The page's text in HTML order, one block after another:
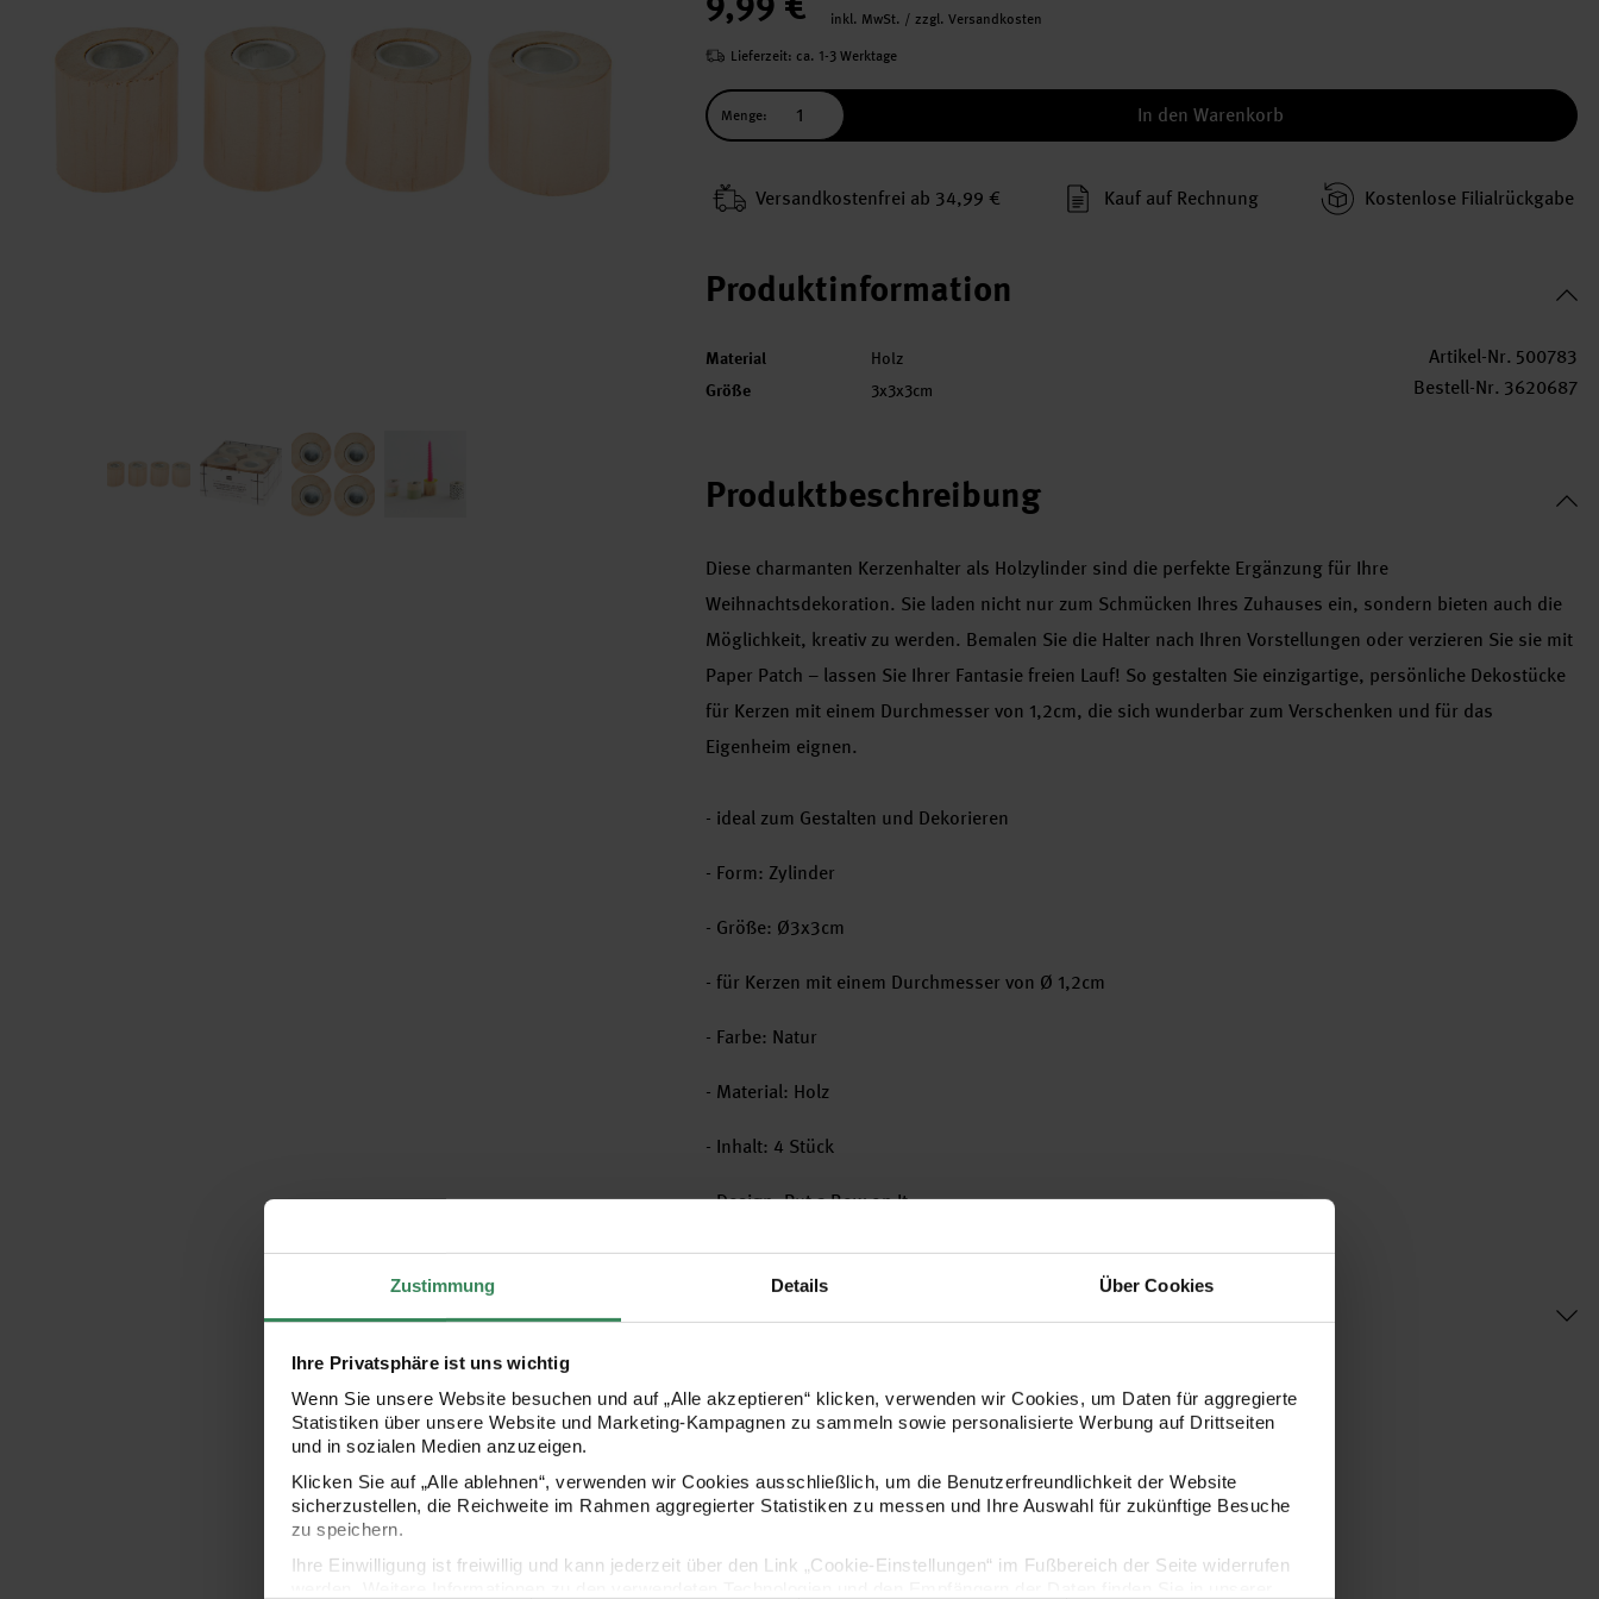
Zustimmung Details Über Cookies
Ihre Privatsphäre ist uns wichtig
Wenn Sie unsere Website besuchen und auf „Alle akzeptieren“ klicken, verwenden wir Cookies, um Daten für aggregierte
Statistiken über unsere Website und Marketing-Kampagnen zu sammeln sowie personalisierte Werbung auf Drittseiten
und in sozialen Medien anzuzeigen.
Klicken Sie auf „Alle ablehnen“, verwenden wir Cookies ausschließlich, um die Benutzerfreundlichkeit der Website
sicherzustellen, die Reichweite im Rahmen aggregierter Statistiken zu messen und Ihre Auswahl für zukünftige Besuche
zu speichern.
Ihre Einwilligung ist freiwillig und kann jederzeit über den Link „Cookie-Einstellungen“ im Fußbereich der Seite widerrufen
inkl. MwSt. / zzgl. Versandkosten
Lieferzeit: ca. 1-3 Werktage
Menge: In den Warenkorb
Versand­kosten­frei ab 34,99 € Kauf auf Rechnung Kosten­lose Filial­rückgabe
Produktinformation
Material Holz
Größe 3x3x3cm
Artikel-Nr. 500783
Bestell-Nr. 3620687
Produktbeschreibung
Diese charmanten Kerzenhalter als Holzylinder sind die perfekte Ergänzung für Ihre
Weihnachtsdekoration. Sie laden nicht nur zum Schmücken Ihres Zuhauses ein, sondern bieten auch die
Möglichkeit, kreativ zu werden. Bemalen Sie die Halter nach Ihren Vorstellungen oder verzieren Sie sie mit
Paper Patch – lassen Sie Ihrer Fantasie freien Lauf! So gestalten Sie einzigartige, persönliche Dekostücke
für Kerzen mit einem Durchmesser von 1,2cm, die sich wunderbar zum Verschenken und für das
Eigenheim eignen.
- ideal zum Gestalten und Dekorieren
- Form: Zylinder
- Größe: Ø3x3cm
- für Kerzen mit einem Durchmesser von Ø 1,2cm
- Farbe: Natur
- Material: Holz
- Inhalt: 4 Stück
- Design: Put a Bow on It
Hersteller